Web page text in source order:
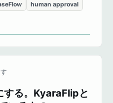
human approval
する。KyaraFlipと